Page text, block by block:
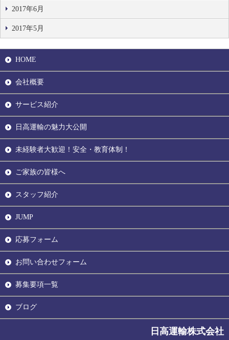
2017年6月
2017年5月
HOME
会社概要
サービス紹介
日高運輸の魅力大公開
未経験者大歓迎！安全・教育体制！
ご家族の皆様へ
スタッフ紹介
JUMP
応募フォーム
お問い合わせフォーム
募集要項一覧
ブログ
日高運輸株式会社